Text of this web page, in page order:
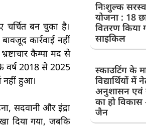
चर्चित बन चुका है।
कार्रवाई नहीं
कैम्पा मद से
वर्ष 2018 से 2025
नहीं हुआ।
सदवानी और इंद्रा
दिया गया, जबकि
निःशुल्क
योजना : 18
वितरण किया
साइकिल
स्काउटिंग के
विद्यार्थियों में
अनुशासन एवं
का हो विकास
जैन